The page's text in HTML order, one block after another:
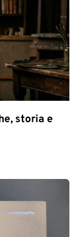
storia e